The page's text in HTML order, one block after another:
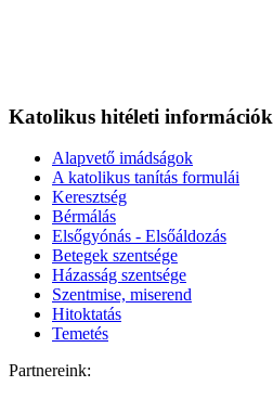
Katolikus hitéleti információk
Alapvető imádságok
A katolikus tanítás formulái
Keresztség
Bérmálás
Elsőgyónás - Elsőáldozás
Betegek szentsége
Házasság szentsége
Szentmise, miserend
Hitoktatás
Temetés
Partnereink: